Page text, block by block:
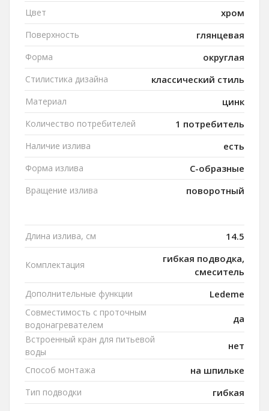
Цвет хром
Поверхность глянцевая
Форма округлая
Стилистика дизайна классический стиль
Материал цинк
Количество потребителей 1 потребитель
Наличие излива есть
Форма излива C-образные
Вращение излива поворотный
Длина излива, см 14.5
Комплектация
гибкая подводка,
смеситель
Дополнительные функции Ledeme
Совместимость с проточным
водонагревателем
да
Встроенный кран для питьевой
воды
нет
Способ монтажа на шпильке
Тип подводки гибкая